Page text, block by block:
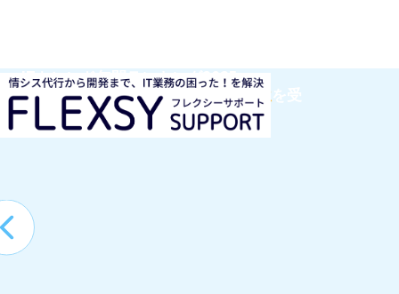
ITトレンド年間ランキング2025
「ITアウトソーシング部門」にて1位を受
賞！